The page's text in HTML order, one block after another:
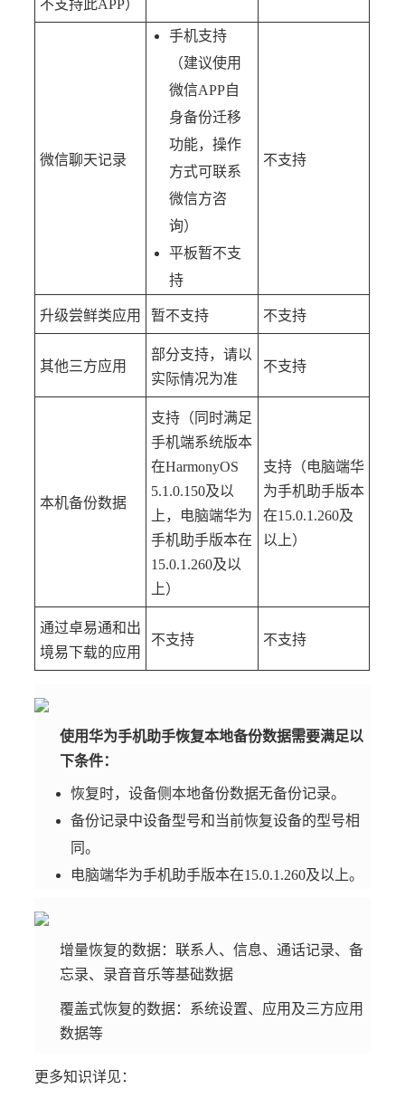
不支持此APP）
微信聊天记录
手机支持
（建议使用
微信APP自
身备份迁移
功能，操作
方式可联系
微信方咨
询）
平板暂不支
持
不支持
升级尝鲜类应用 暂不支持 不支持
其他三方应用
部分支持，请以
实际情况为准
不支持
本机备份数据
支持（同时满足
手机端系统版本
在HarmonyOS
5.1.0.150及以
上，电脑端华为
手机助手版本在
15.0.1.260及以
上）
支持（电脑端华
为手机助手版本
在15.0.1.260及
以上）
通过卓易通和出
境易下载的应用
不支持 不支持
使用华为手机助手恢复本地备份数据需要满足以
下条件：
恢复时，设备侧本地备份数据无备份记录。
备份记录中设备型号和当前恢复设备的型号相
同。
电脑端华为手机助手版本在15.0.1.260及以上。
增量恢复的数据：联系人、信息、通话记录、备
忘录、录音音乐等基础数据
覆盖式恢复的数据：系统设置、应用及三方应用
数据等
更多知识详见：